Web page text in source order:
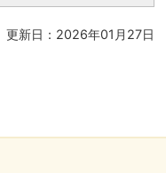
更新日：2026年01月27日